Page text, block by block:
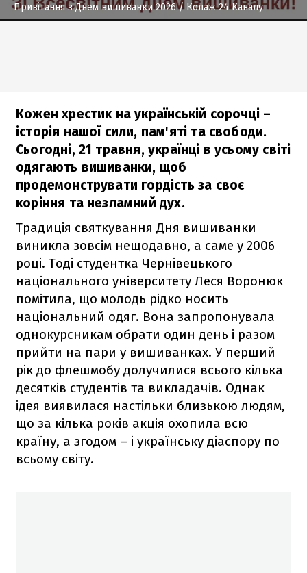
Привітання з Днем вишиванки 2026/ Колаж 24 Каналу
Кожен хрестик на українській сорочці –
історія нашої сили, пам'яті та свободи.
Сьогодні, 21 травня, українці в усьому світі
одягають вишиванки, щоб
продемонструвати гордість за своє
коріння та незламний дух.
Традиція святкування Дня вишиванки
виникла зовсім нещодавно, а саме у 2006
році. Тоді студентка Чернівецького
національного університету Леся Воронюк
помітила, що молодь рідко носить
національний одяг. Вона запропонувала
однокурсникам обрати один день і разом
прийти на пари у вишиванках. У перший
рік до флешмобу долучилися всього кілька
десятків студентів та викладачів. Однак
ідея виявилася настільки близькою людям,
що за кілька років акція охопила всю
країну, а згодом – і українську діаспору по
всьому світу.